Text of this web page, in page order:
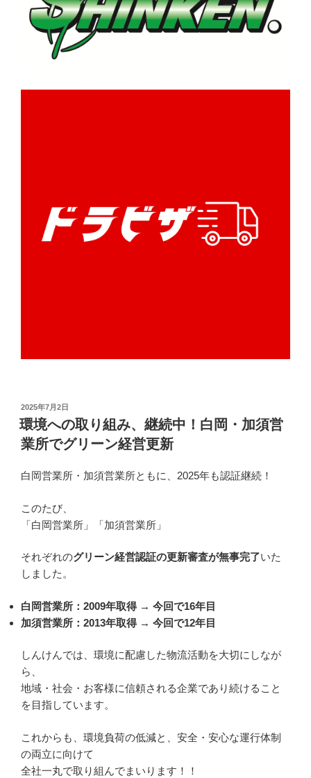
投
稿
日:
2025年7月2日
環境への取り組み、継続中！白岡・加須営
業所でグリーン経営更新
白岡営業所・加須営業所ともに、2025年も認証継続！
このたび、
「白岡営業所」「加須営業所」
それぞれのグリーン経営認証の更新審査が無事完了いた
しました。
白岡営業所：2009年取得 → 今回で16年目
加須営業所：2013年取得 → 今回で12年目
しんけんでは、環境に配慮した物流活動を大切にしなが
ら、
地域・社会・お客様に信頼される企業であり続けること
を目指しています。
これからも、環境負荷の低減と、安全・安心な運行体制
の両立に向けて
全社一丸で取り組んでまいります！！